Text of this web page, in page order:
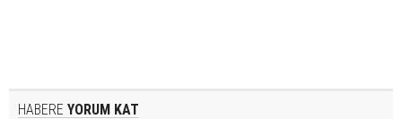
HABERE YORUM KAT